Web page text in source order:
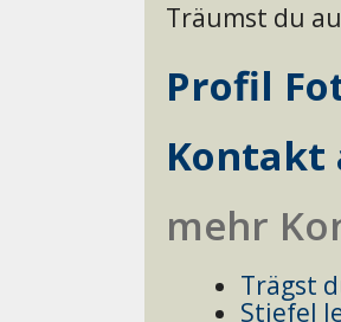
Träumst du
Profil
Kontakt
mehr
Trägst
Stiefel